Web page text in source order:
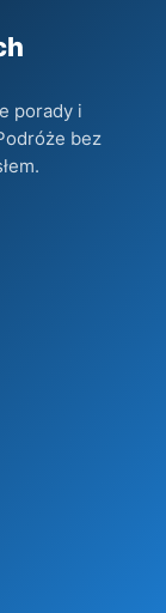
porady i
bez